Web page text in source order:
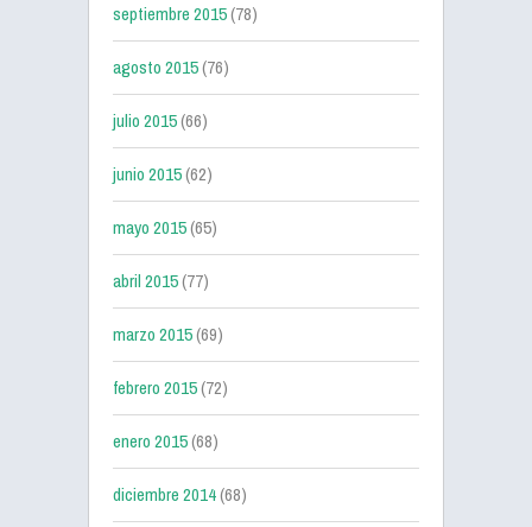
septiembre 2015(78)
agosto 2015(76)
julio 2015(66)
junio 2015(62)
mayo 2015(65)
abril 2015(77)
marzo 2015(69)
febrero 2015(72)
enero 2015(68)
diciembre 2014(68)